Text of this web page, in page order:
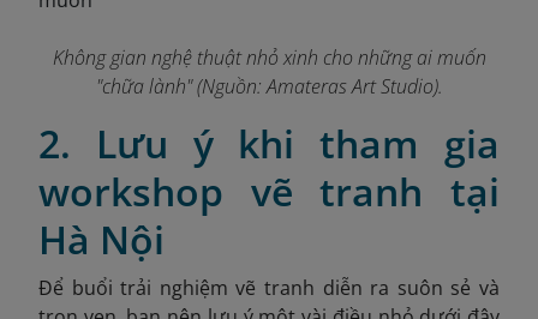
Không gian nghệ thuật nhỏ xinh cho những ai muốn
"chữa lành" (Nguồn: Amateras Art Studio).
2. Lưu ý khi tham gia
workshop vẽ tranh tại
Hà Nội
Để buổi trải nghiệm vẽ tranh diễn ra suôn sẻ và